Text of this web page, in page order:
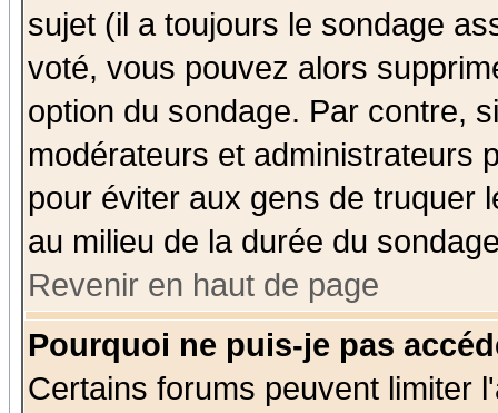
sujet (il a toujours le sondage
voté, vous pouvez alors
option du sondage. Par contre,
modérateurs et administrateurs
pour éviter aux gens de truquer
au milieu de la durée du
Revenir en haut de page
Pourquoi ne puis-je pas
Certains forums peuvent limiter